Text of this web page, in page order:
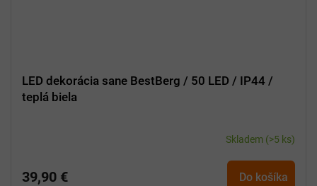
LED dekorácia sane BestBerg / 50 LED / IP44 /
teplá biela
Skladem (>5 ks)
39,90 € Do košíka